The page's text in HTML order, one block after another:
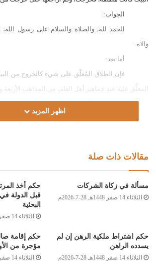
الجواب:
الحمد لله، والصلاة والسلام على رسول
والاه.
أما بعد:
فإن الطلاق المُعلّق على شيء كالخروج من
المعلَّق عليه عند جماهير أهل العلم، من المذاهب الأربعة
رحمه الله
قال: “طلّق رجلٌ امرأته البتّة إن خرجت،
وصلى الله على سيدنا محمد وعلى آله
اظهر المزيد
مقالات ذات صلة
مسألة في زكاة الشركات
الثلاثاء 14 صفر 1448هـ 28-7-2026م
حكم أخذ
قبل الدولة
البحثية
الثلاثاء 14 صفر 1448هـ 28-7-2026م
حكم اشتراط ملكية الرهن إن لم
يسدده الراهن
الثلاثاء 14 صفر 1448هـ 28-7-2026م
حكم إقامة
مؤجرة من
الثلاثاء 14 صفر 1448هـ 28-7-2026م